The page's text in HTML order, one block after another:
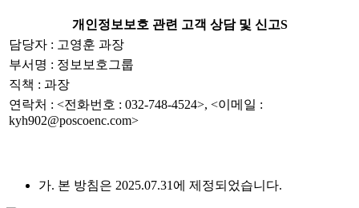
개인정보보호 관련 고객 상담 및 신고S
담당자 : 고영훈 과장
부서명 : 정보보호그룹
직책 : 과장
연락처 : <전화번호 : 032-748-4524>, <이메일 :
kyh902@poscoenc.com>
가. 본 방침은 2025.07.31에 제정되었습니다.